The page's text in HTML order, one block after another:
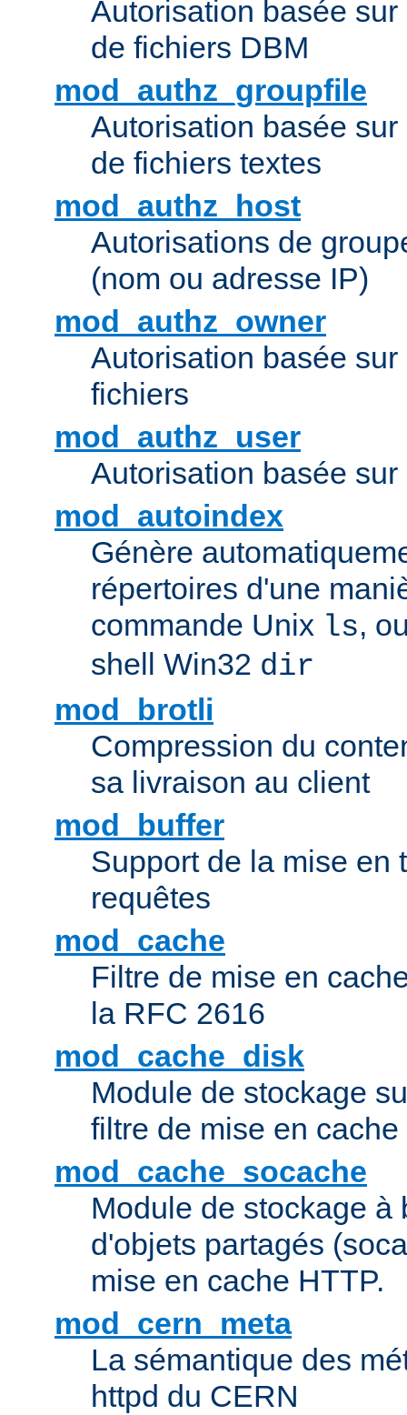
Autorisation basée
de fichiers DBM
mod_authz_groupfile
Autorisation basée
de fichiers textes
mod_authz_host
Autorisations de
(nom ou adresse IP)
mod_authz_owner
Autorisation basée
fichiers
mod_authz_user
Autorisation basée
mod_autoindex
Génère
répertoires d'une
commande Unix ls,
shell Win32 dir
mod_brotli
Compression du
sa livraison au client
mod_buffer
Support de la mise en
requêtes
mod_cache
Filtre de mise en
la RFC 2616
mod_cache_disk
Module de stockage
filtre de mise en cache
mod_cache_socache
Module de stockage à
d'objets partagés
mise en cache HTTP.
mod_cern_meta
La sémantique des
httpd du CERN